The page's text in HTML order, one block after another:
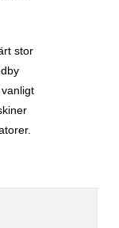
stor